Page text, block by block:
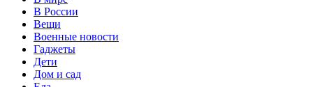
В России
Вещи
Военные новости
Гаджеты
Дети
Дом и сад